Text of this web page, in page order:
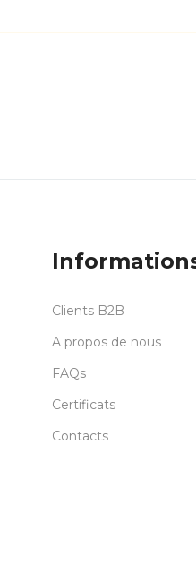
Clients B2B
A propos de nous
FAQs
Certificats
Contacts